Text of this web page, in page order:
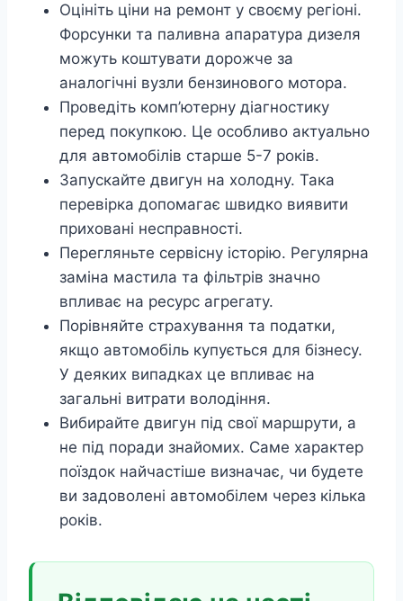
Оцініть ціни на ремонт у своєму регіоні.
Форсунки та паливна апаратура дизеля
можуть коштувати дорожче за
аналогічні вузли бензинового мотора.
Проведіть комп’ютерну діагностику
перед покупкою. Це особливо актуально
для автомобілів старше 5-7 років.
Запускайте двигун на холодну. Така
перевірка допомагає швидко виявити
приховані несправності.
Перегляньте сервісну історію. Регулярна
заміна мастила та фільтрів значно
впливає на ресурс агрегату.
Порівняйте страхування та податки,
якщо автомобіль купується для бізнесу.
У деяких випадках це впливає на
загальні витрати володіння.
Вибирайте двигун під свої маршрути, а
не під поради знайомих. Саме характер
поїздок найчастіше визначає, чи будете
ви задоволені автомобілем через кілька
років.